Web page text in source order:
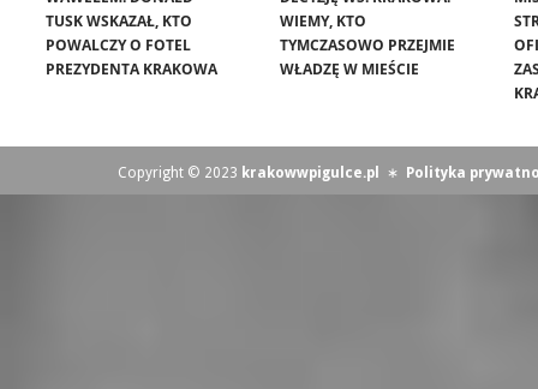
TUSK WSKAZAŁ, KTO
POWALCZY O FOTEL
PREZYDENTA KRAKOWA
WIEMY, KTO
TYMCZASOWO PRZEJMIE
WŁADZĘ W MIEŚCIE
Copyright © 2023 krakowwpigulce.pl ∗ Polityka